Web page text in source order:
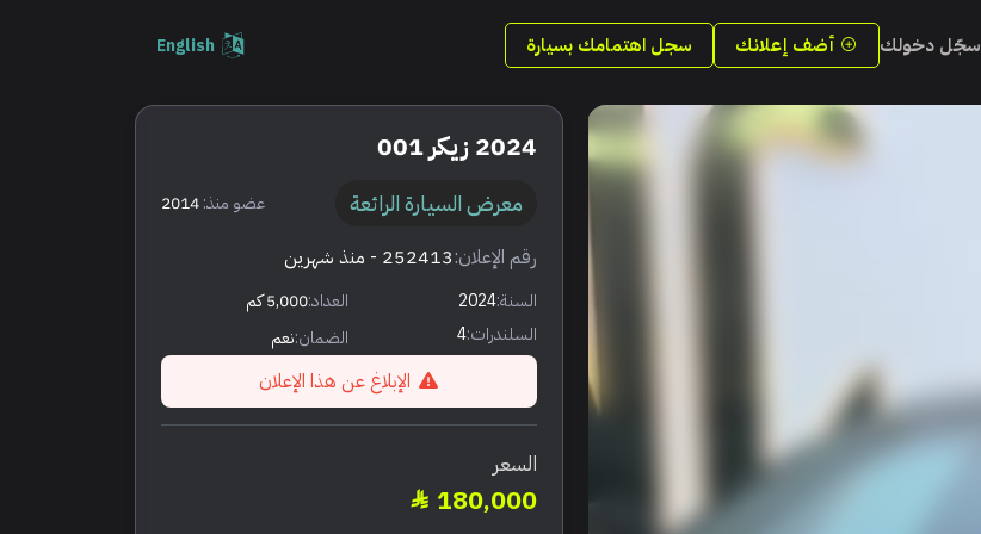
سجّل دخولك أضف إعلانك سجل اهتمامك بسيارة English
2024 زيكر 001
معرض السيارة الرائعة عضو منذ:2014
رقم الإعلان:252413 - منذ شهرين
السنة:2024 العداد:5,000 كم
السلندرات:4 الضمان:نعم
الإبلاغ عن هذا الإعلان
السعر
180,000